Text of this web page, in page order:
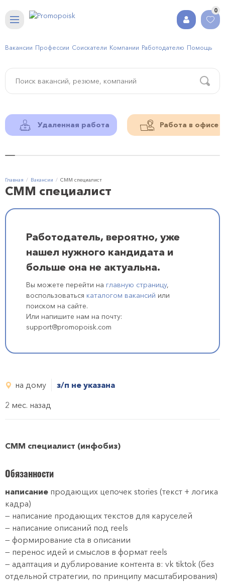
0
Вакансии Профессии Соискатели Компании Работодателю Помощь
Удаленная работа Работа в офисе
Главная Вакансии СММ специалист
СММ специалист
Работодатель, вероятно, уже
нашел нужного кандидата и
больше она не актуальна.
Вы можете перейти на главную страницу,
воспользоваться каталогом вакансий или
поиском на сайте.
Или напишите нам на почту:
support@promopoisk.com
на дому
з/п не указана
2 мес. назад
СММ специалист (инфобиз)
Обязанности
написание продающих цепочек stories (текст + логика
кадра)
— написание продающих текстов для каруселей
— написание описаний под reels
— формирование cta в описании
— перенос идей и смыслов в формат reels
— адаптация и дублирование контента в: vk tiktok (без
отдельной стратегии, по принципу масштабирования)